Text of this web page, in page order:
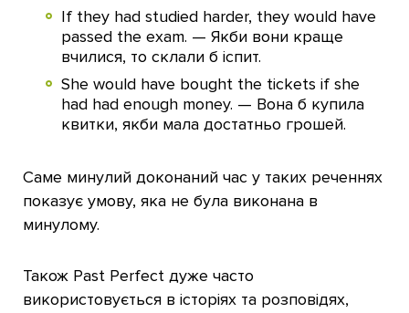
If they had studied harder, they would have
passed the exam. — Якби вони краще
вчилися, то склали б іспит.
She would have bought the tickets if she
had had enough money. — Вона б купила
квитки, якби мала достатньо грошей.
Саме минулий доконаний час у таких реченнях
показує умову, яка не була виконана в
минулому.
Також Past Perfect дуже часто
використовується в історіях та розповідях,